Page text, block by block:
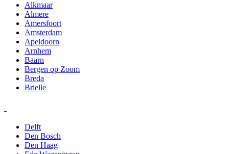
Alkmaar
Almere
Amersfoort
Amsterdam
Apeldoorn
Arnhem
Baarn
Bergen op Zoom
Breda
Brielle
Delft
Den Bosch
Den Haag